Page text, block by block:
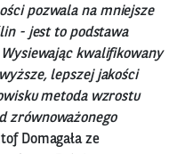
pozwala na mniejsze
- jest to podstawa
kwalifikowany
lepszej jakości
metoda wzrostu
zrównoważonego
Domagała ze